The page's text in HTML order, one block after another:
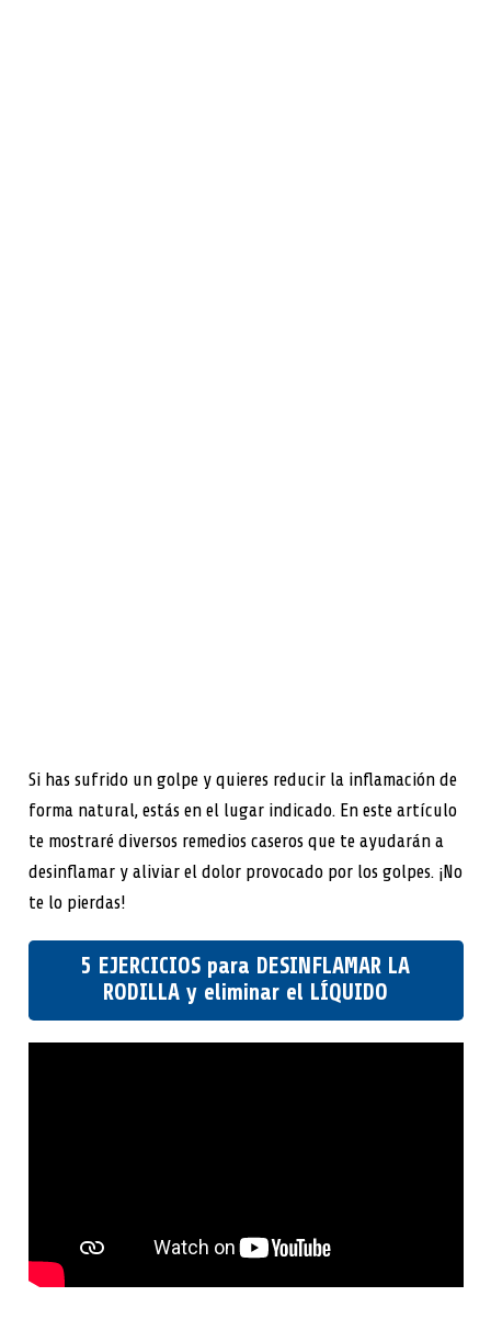
Si has sufrido un golpe y quieres reducir la inflamación de
forma natural, estás en el lugar indicado. En este artículo
te mostraré diversos remedios caseros que te ayudarán a
desinflamar y aliviar el dolor provocado por los golpes. ¡No
te lo pierdas!
5 EJERCICIOS para DESINFLAMAR LA
RODILLA y eliminar el LÍQUIDO